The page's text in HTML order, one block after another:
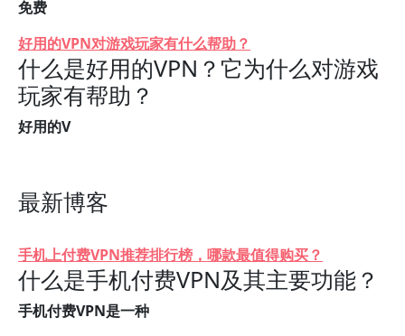
免费
好用的VPN对游戏玩家有什么帮助？
什么是好用的VPN？它为什么对游戏
玩家有帮助？
好用的V
最新博客
手机上付费VPN推荐排行榜，哪款最值得购买？
什么是手机付费VPN及其主要功能？
手机付费VPN是一种